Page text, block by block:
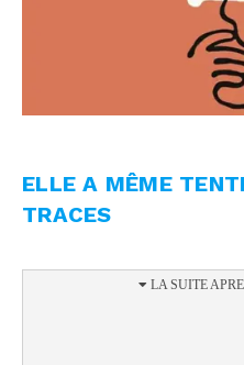
ELLE A MÊME
TRACES